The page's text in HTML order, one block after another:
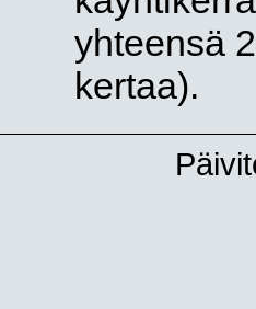
yhteensä
kertaa).